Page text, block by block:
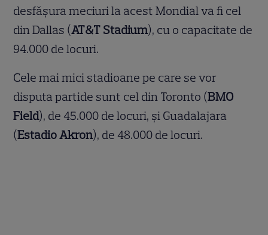
desfășura meciuri la acest Mondial va fi cel
din Dallas (AT&T Stadium), cu o capacitate de
94.000 de locuri.
Cele mai mici stadioane pe care se vor
disputa partide sunt cel din Toronto (BMO
Field), de 45.000 de locuri, și Guadalajara
(Estadio Akron), de 48.000 de locuri.